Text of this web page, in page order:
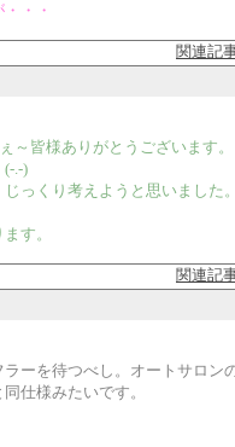
・・
関連記
～皆様ありがとうございます
.-)
っくり考えようと思いました。
す。
関連記
ーを待つべし。オートサロン
仕様みたいです。